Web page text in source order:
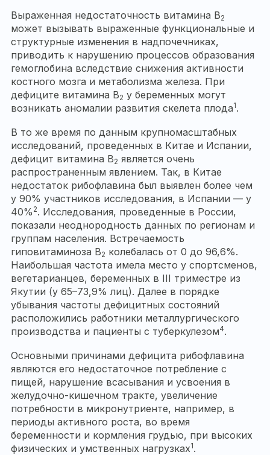
Выраженная недостаточность витамина B2
может вызывать выраженные функциональные и
структурные изменения в надпочечниках,
приводить к нарушению процессов образования
гемоглобина вследствие снижения активности
костного мозга и метаболизма железа. При
дефиците витамина В2 у беременных могут
возникать аномалии развития скелета плода1.
В то же время по данным крупномасштабных
исследований, проведенных в Китае и Испании,
дефицит витамина B2 является очень
распространенным явлением. Так, в Китае
недостаток рибофлавина был выявлен более чем
у 90% участников исследования, в Испании — у
40% 2. Исследования, проведенные в России,
показали неоднородность данных по регионам и
группам населения. Встречаемость
гиповитаминоза B2 колебалась от 0 до 96,6%.
Наибольшая частота имела место у спортсменов,
вегетарианцев, беременных в III триместре из
Якутии (у 65–73,9% лиц). Далее в порядке
убывания частоты дефицитных состояний
расположились работники металлургического
производства и пациенты с туберкулезом4.
Основными причинами дефицита рибофлавина
являются его недостаточное потребление с
пищей, нарушение всасывания и усвоения в
желудочно-кишечном тракте, увеличение
потребности в микронутриенте, например, в
периоды активного роста, во время
беременности и кормления грудью, при высоких
физических и умственных нагрузках1.